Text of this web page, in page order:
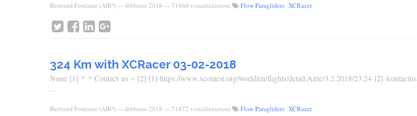
Bertrand Fontaine (AIR³)—febbraio 2018 — 71668 visualizzazioni Flow Paragliders XCRacer
324 Km with XCRacer 03-02-2018
None [1] * * Contact us » [2] [1] https://www.xcontest.org/world/en/flights/detail:Airie/3.2.2018/23:24 [2] /contactus
...
Bertrand Fontaine (AIR³)—febbraio 2018 — 71872 visualizzazioni Flow Paragliders XCRacer